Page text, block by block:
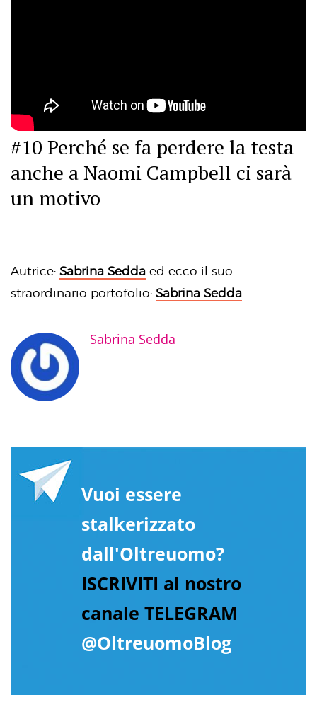
#10 Perché se fa perdere la testa
anche a Naomi Campbell ci sarà
un motivo
Autrice: Sabrina Sedda ed ecco il suo
straordinario portofolio: Sabrina Sedda
Sabrina Sedda
Vuoi essere
stalkerizzato
dall'Oltreuomo?
ISCRIVITI al nostro
canale TELEGRAM
@OltreuomoBlog